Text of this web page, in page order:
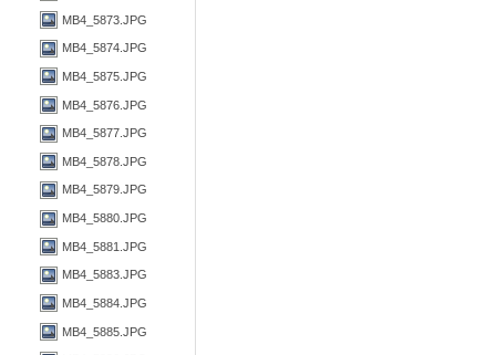
MB4_5873.JPG
MB4_5874.JPG
MB4_5875.JPG
MB4_5876.JPG
MB4_5877.JPG
MB4_5878.JPG
MB4_5879.JPG
MB4_5880.JPG
MB4_5881.JPG
MB4_5883.JPG
MB4_5884.JPG
MB4_5885.JPG